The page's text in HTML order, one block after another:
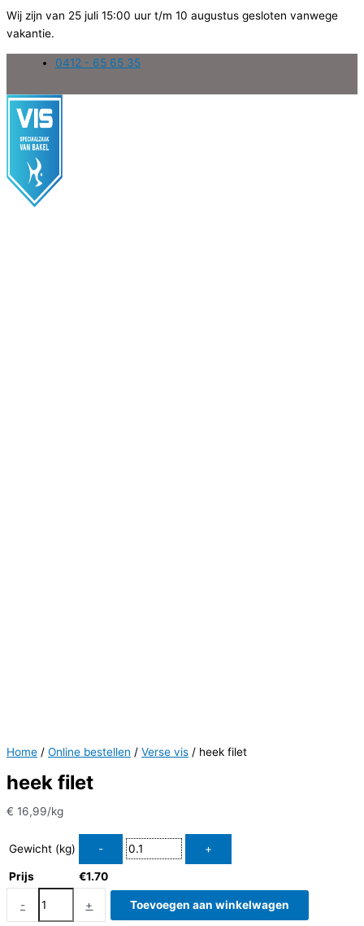
Wij zijn van 25 juli 15:00 uur t/m 10 augustus gesloten vanwege
vakantie.
inhoud
0412 - 65 65 35
Home / Online bestellen / Verse vis / heek filet
heek filet
€ 16,99/kg
Gewicht (kg)
Prijs €1.70
-
filet
+ Toevoegen aan winkelwagen